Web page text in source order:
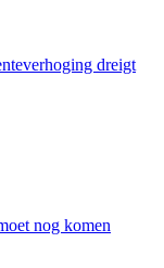
dreigt
nog komen